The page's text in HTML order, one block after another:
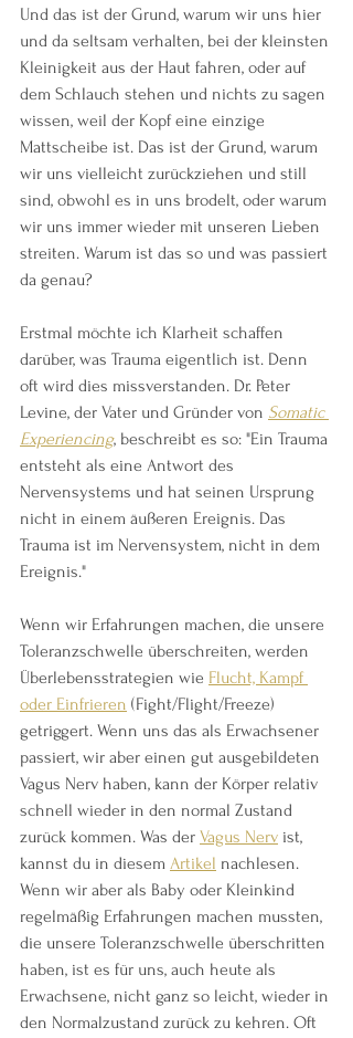
Und das ist der Grund, warum wir uns hier
und da seltsam verhalten, bei der kleinsten
Kleinigkeit aus der Haut fahren, oder auf
dem Schlauch stehen und nichts zu sagen
wissen, weil der Kopf eine einzige
Mattscheibe ist. Das ist der Grund, warum
wir uns vielleicht zurückziehen und still
sind, obwohl es in uns brodelt, oder warum
wir uns immer wieder mit unseren Lieben
streiten. Warum ist das so und was passiert
da genau?
Erstmal möchte ich Klarheit schaffen
darüber, was Trauma eigentlich ist. Denn
oft wird dies missverstanden. Dr. Peter
Levine, der Vater und Gründer von Somatic
Experiencing, beschreibt es so: "Ein Trauma
entsteht als eine Antwort des
Nervensystems und hat seinen Ursprung
nicht in einem äußeren Ereignis. Das
Trauma ist im Nervensystem, nicht in dem
Ereignis."
Wenn wir Erfahrungen machen, die unsere
Toleranzschwelle überschreiten, werden
Überlebensstrategien wie Flucht, Kampf
oder Einfrieren (Fight/Flight/Freeze)
getriggert. Wenn uns das als Erwachsener
passiert, wir aber einen gut ausgebildeten
Vagus Nerv haben, kann der Körper relativ
schnell wieder in den normal Zustand
zurück kommen. Was der Vagus Nerv ist,
kannst du in diesem Artikel nachlesen.
Wenn wir aber als Baby oder Kleinkind
regelmäßig Erfahrungen machen mussten,
die unsere Toleranzschwelle überschritten
haben, ist es für uns, auch heute als
Erwachsene, nicht ganz so leicht, wieder in
den Normalzustand zurück zu kehren. Oft